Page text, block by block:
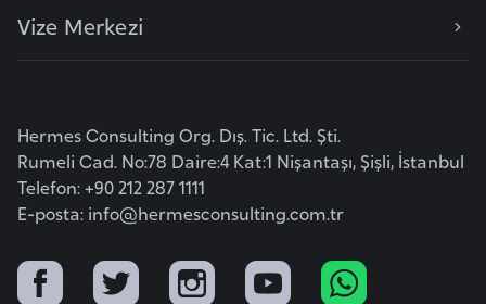
Vize Merkezi
Hermes Consulting Org. Dış. Tic. Ltd. Şti.
Rumeli Cad. No:78 Daire:4 Kat:1 Nişantaşı, Şişli, İstanbul
Telefon: +90 212 287 1111
E-posta: info@hermesconsulting.com.tr
a
y
i
r
C